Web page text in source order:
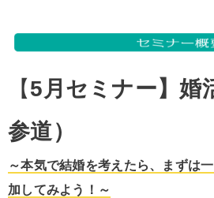
【5月セミナー】婚
参道）
～本気で結婚を考えたら、まずは
加してみよう！～